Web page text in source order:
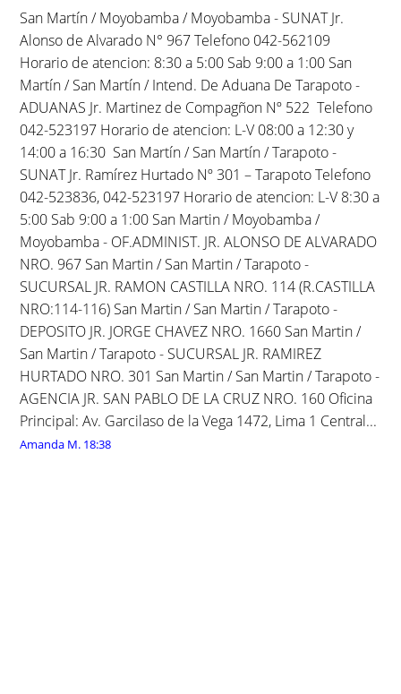
San Martín / Moyobamba / Moyobamba - SUNAT Jr.
Alonso de Alvarado N° 967 Telefono 042-562109
Horario de atencion: 8:30 a 5:00 Sab 9:00 a 1:00 San
Martín / San Martín / Intend. De Aduana De Tarapoto -
ADUANAS Jr. Martinez de Compagñon Nº 522 Telefono
042-523197 Horario de atencion: L-V 08:00 a 12:30 y
14:00 a 16:30 San Martín / San Martín / Tarapoto -
SUNAT Jr. Ramírez Hurtado Nº 301 – Tarapoto Telefono
042-523836, 042-523197 Horario de atencion: L-V 8:30 a
5:00 Sab 9:00 a 1:00 San Martin / Moyobamba /
Moyobamba - OF.ADMINIST. JR. ALONSO DE ALVARADO
NRO. 967 San Martin / San Martin / Tarapoto -
SUCURSAL JR. RAMON CASTILLA NRO. 114 (R.CASTILLA
NRO:114-116) San Martin / San Martin / Tarapoto -
DEPOSITO JR. JORGE CHAVEZ NRO. 1660 San Martin /
San Martin / Tarapoto - SUCURSAL JR. RAMIREZ
HURTADO NRO. 301 San Martin / San Martin / Tarapoto -
AGENCIA JR. SAN PABLO DE LA CRUZ NRO. 160 Oficina
Principal: Av. Garcilaso de la Vega 1472, Lima 1 Central...
Amanda M. 18:38